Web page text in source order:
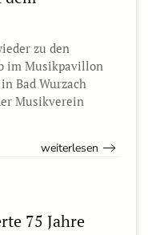
zu den
im Musikpavillon
Bad Wurzach
Musikverein
weiterlesen
75 Jahre